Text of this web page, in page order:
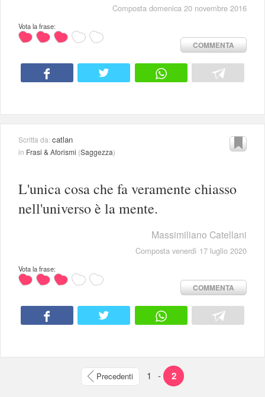
Composta domenica 20 novembre 2016
Vota la frase:
COMMENTA
Scritta da:catlan
in Frasi & Aforismi (Saggezza)
L'unica cosa che fa veramente chiasso
nell'universo è la mente.
Massimiliano Catellani
Composta venerdì 17 luglio 2020
Vota la frase:
COMMENTA
Precedenti 1 - 2